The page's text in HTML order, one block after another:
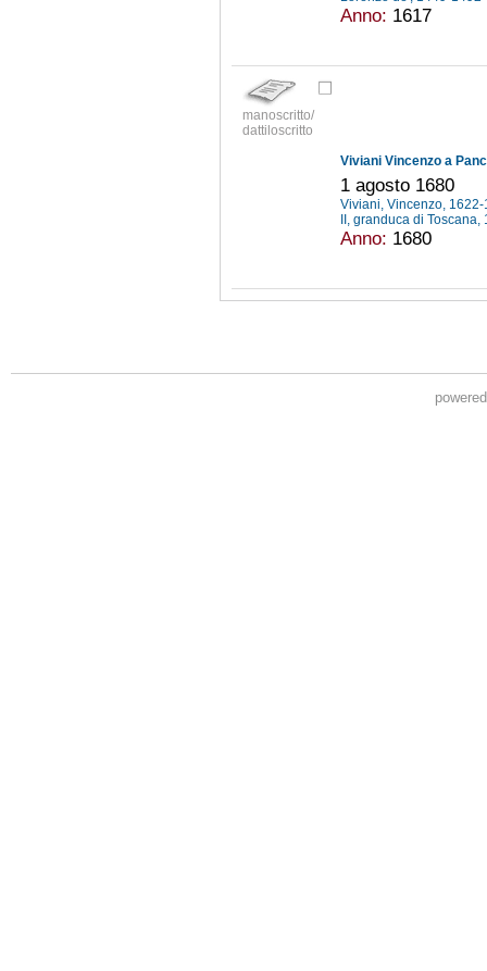
Anno: 1617
manoscritto/
dattiloscritto
Viviani Vincenzo a
1 agosto 1680
Viviani, Vincenzo,
II, granduca di
Anno: 1680